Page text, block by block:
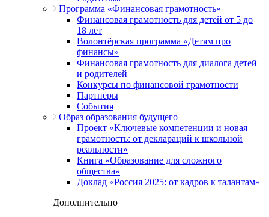
Программа «Финансовая грамотность»
Финансовая грамотность для детей от 5 до
18 лет
Волонтёрская программа «Детям про
финансы»
Финансовая грамотность для диалога детей
и родителей
Конкурсы по финансовой грамотности
Партнёры
События
Образ образования будущего
Проект «Ключевые компетенции и новая
грамотность: от деклараций к школьной
реальности»
Книга «Образование для сложного
общества»
Доклад «Россия 2025: от кадров к талантам»
Дополнительно